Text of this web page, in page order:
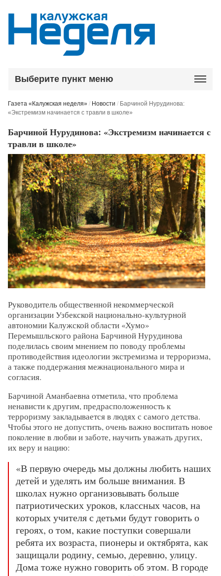
Выберите пункт меню
Газета «Калужская неделя» / Новости / Барчиной Нурудинова:
«Экстремизм начинается с травли в школе»
Барчиной Нурудинова: «Экстремизм начинается с
травли в школе»
Руководитель общественной некоммерческой
организации Узбекской национально-культурной
автономии Калужской области «Хумо»
Перемышльского района Барчиной Нурудинова
поделилась своим мнением по поводу проблемы
противодействия идеологии экстремизма и терроризма,
а также поддержания межнационального мира и
согласия.
Барчиной Аманбаевна отметила, что проблема
ненависти к другим, предрасположенность к
терроризму закладывается в людях с самого детства.
Чтобы этого не допустить, очень важно воспитать новое
поколение в любви и заботе, научить уважать других,
их веру и нацию:
«В первую очередь мы должны любить наших
детей и уделять им больше внимания. В
школах нужно организовывать больше
патриотических уроков, классных часов, на
которых учителя с детьми будут говорить о
героях, о том, какие поступки совершали
ребята их возраста, пионеры и октябрята, как
защищали родину, семью, деревню, улицу.
Дома тоже нужно говорить об этом. В городе